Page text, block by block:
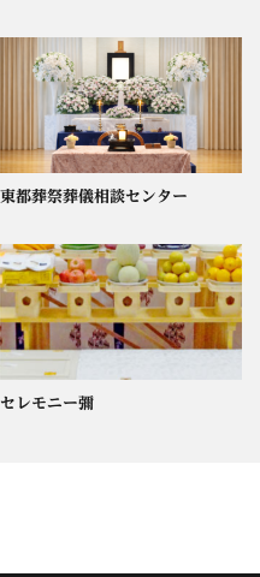
東都葬祭葬儀相談センター
セレモニー彌